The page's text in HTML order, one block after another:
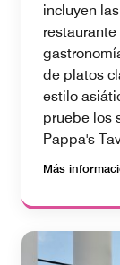
incluyen
de platos
estilo
pruebe los
Pappa's
Más